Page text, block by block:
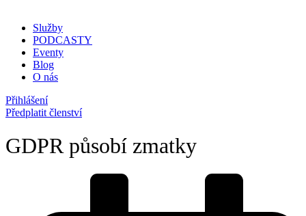
Služby
PODCASTY
Eventy
Blog
O nás
Přihlášení
Předplatit členství
GDPR působí zmatky